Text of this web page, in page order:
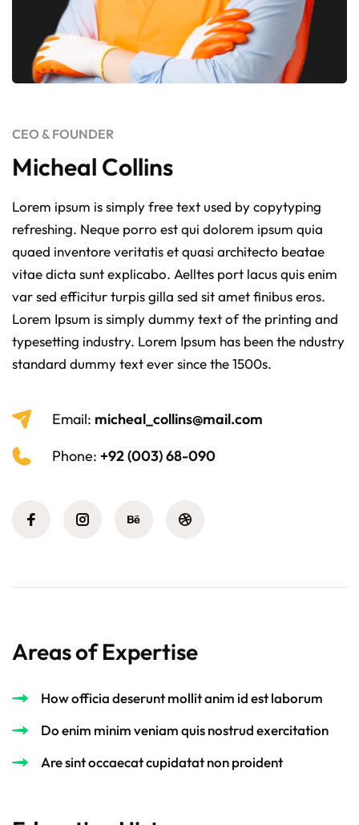
CEO & FOUNDER
Micheal Collins
Lorem ipsum is simply free text used by copytyping
refreshing. Neque porro est qui dolorem ipsum quia
quaed inventore veritatis et quasi architecto beatae
vitae dicta sunt explicabo. Aelltes port lacus quis enim
var sed efficitur turpis gilla sed sit amet finibus eros.
Lorem Ipsum is simply dummy text of the printing and
typesetting industry. Lorem Ipsum has been the ndustry
standard dummy text ever since the 1500s.
Email: micheal_collins@mail.com
Phone: +92 (003) 68-090
Areas of Expertise
How officia deserunt mollit anim id est laborum
Do enim minim veniam quis nostrud exercitation
Are sint occaecat cupidatat non proident